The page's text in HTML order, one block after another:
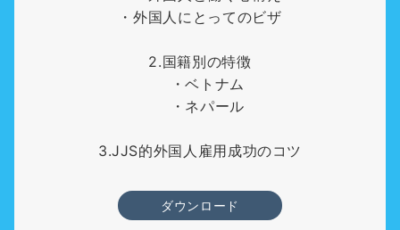
・外国人にとってのビザ
2.国籍別の特徴
・ベトナム
・ネパール
3.JJS的外国人雇用成功のコツ
ダウンロード